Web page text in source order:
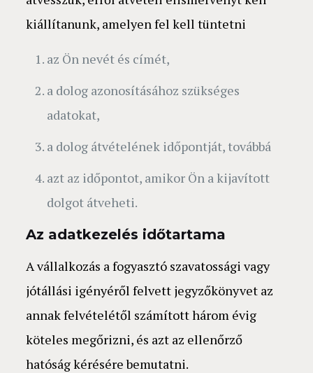
kiállítanunk, amelyen fel kell tüntetni
az Ön nevét és címét,
a dolog azonosításához szükséges
adatokat,
a dolog átvételének időpontját, továbbá
azt az időpontot, amikor Ön a kijavított
dolgot átveheti.
Az adatkezelés időtartama
A vállalkozás a fogyasztó szavatossági vagy
jótállási igényéről felvett jegyzőkönyvet az
annak felvételétől számított három évig
köteles megőrizni, és azt az ellenőrző
hatóság kérésére bemutatni.